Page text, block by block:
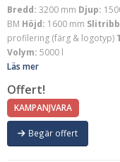
Bredd: 3200 mm Djup:
BM Höjd: 1600 mm
profilering (färg & logotyp)
Volym: 5000 l
Läs mer
Offert!
KAMPANJVARA
Begär offert